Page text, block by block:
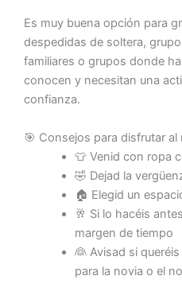
Es muy buena opción para
despedidas de soltera,
familiares o grupos donde
conocen y necesitan una
confianza.
🎯 Consejos para disfrutar al
👕 Venid con ropa
🤣 Dejad la
🏠 Elegid un
🥂 Si lo hacéis
margen de tiempo
👰 Avisad si
para la novia o el